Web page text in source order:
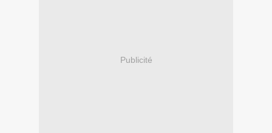
Publicité